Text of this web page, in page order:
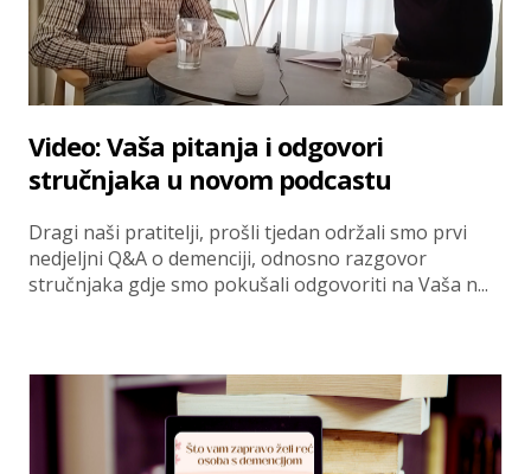
Video: Vaša pitanja i odgovori
stručnjaka u novom podcastu
Dragi naši pratitelji, prošli tjedan održali smo prvi
nedjeljni Q&A o demenciji, odnosno razgovor
stručnjaka gdje smo pokušali odgovoriti na Vaša n...